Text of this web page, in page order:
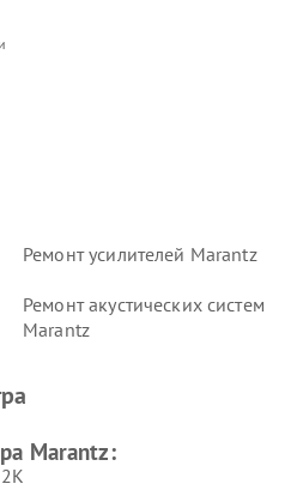
Ремонт усилителей Marantz
Ремонт акустических систем
Marantz
Marantz: